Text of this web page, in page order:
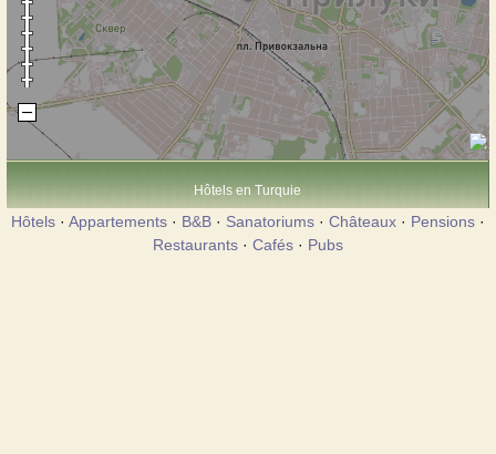
Hôtels en Turquie
Hôtels · Appartements · B&B · Sanatoriums · Châteaux · Pensions ·
Restaurants · Cafés · Pubs